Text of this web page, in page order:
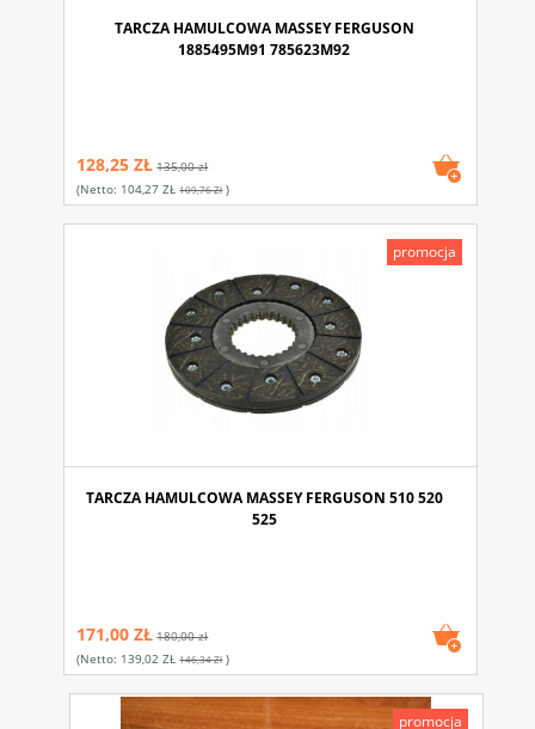
TARCZA HAMULCOWA MASSEY FERGUSON
1885495M91 785623M92
128,25 ZŁ 135,00 zł
(netto: 104,27 ZŁ 109,76 Zł)
TARCZA HAMULCOWA MASSEY FERGUSON 510 520
525
171,00 ZŁ 180,00 zł
(netto: 139,02 ZŁ 146,34 Zł)
promocja
promocja